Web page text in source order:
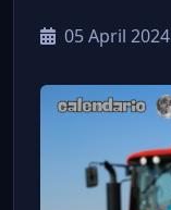
05 April 2024